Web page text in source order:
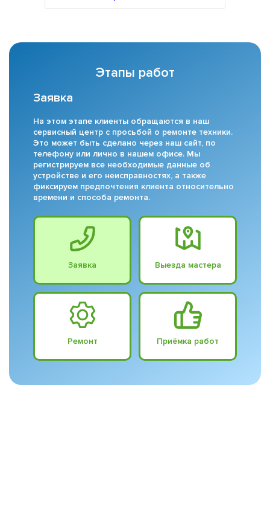
Этапы работ
Заявка
На этом этапе клиенты обращаются в наш
сервисный центр с просьбой о ремонте техники.
Это может быть сделано через наш сайт, по
телефону или лично в нашем офисе. Мы
регистрируем все необходимые данные об
устройстве и его неисправностях, а также
фиксируем предпочтения клиента относительно
времени и способа ремонта.
Заявка Выезда мастера
Ремонт Приёмка работ